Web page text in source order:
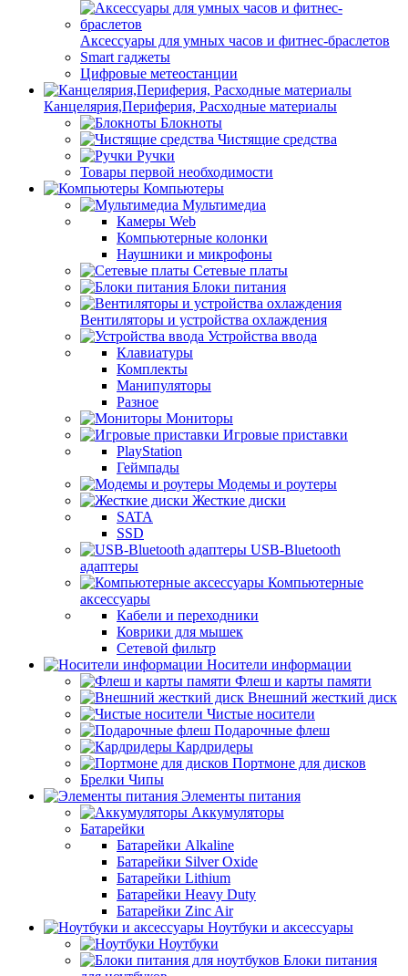
Аксессуары для умных часов и фитнес-браслетов
Smart гаджеты
Цифровые метеостанции
Канцелярия,Периферия, Расходные материалы
Блокноты
Чистящие средства
Ручки
Товары первой необходимости
Компьютеры
Мультимедиа
Камеры Web
Компьютерные колонки
Наушники и микрофоны
Сетевые платы
Блоки питания
Вентиляторы и устройства охлаждения
Устройства ввода
Клавиатуры
Комплекты
Манипуляторы
Разное
Мониторы
Игровые приставки
PlayStation
Геймпады
Модемы и роутеры
Жесткие диски
SATA
SSD
USB-Bluetooth
адаптеры
Компьютерные
аксессуары
Кабели и переходники
Коврики для мышек
Сетевой фильтр
Носители информации
Флеш и карты памяти
Внешний жесткий диск
Чистые носители
Подарочные флеш
Кардридеры
Портмоне для дисков
Брелки Чипы
Элементы питания
Аккумуляторы
Батарейки
Батарейки Alkaline
Батарейки Silver Oxide
Батарейки Lithium
Батарейки Heavy Duty
Батарейки Zinc Air
Ноутбуки и аксессуары
Ноутбуки
Блоки питания